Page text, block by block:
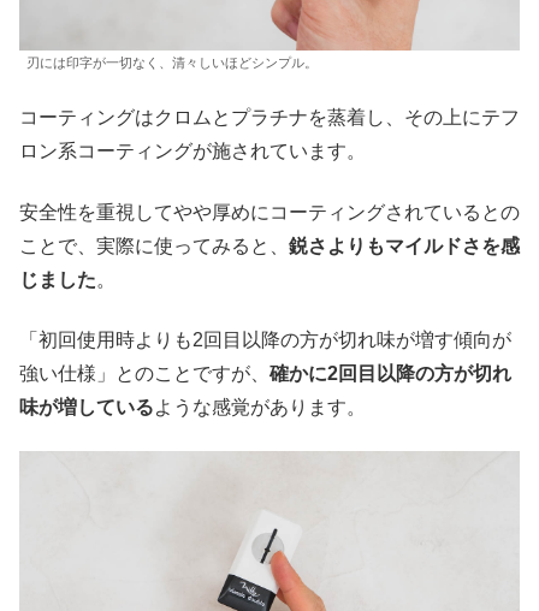
刃には印字が一切なく、清々しいほどシンプル。
コーティングはクロムとプラチナを蒸着し、その上にテフ
ロン系コーティングが施されています。
安全性を重視してやや厚めにコーティングされているとの
ことで、実際に使ってみると、 鋭さよりもマイルドさを感
じました。
「初回使用時よりも2回目以降の方が切れ味が増す傾向が
強い仕様」とのことですが、 確かに2回目以降の方が切れ
味が増しているような感覚があります。